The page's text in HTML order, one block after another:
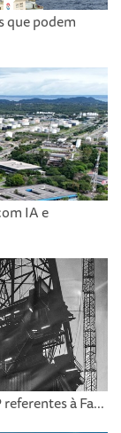
que podem
IA e
à Fa...